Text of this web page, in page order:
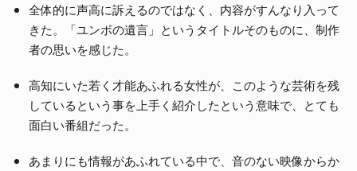
全体的に声高に訴えるのではなく、内容がすんなり入って
きた。「ユンボの遺言」というタイトルそのものに、制作
者の思いを感じた。
高知にいた若く才能あふれる女性が、このような芸術を残
しているという事を上手く紹介したという意味で、とても
面白い番組だった。
あまりにも情報があふれている中で、音のない映像からか